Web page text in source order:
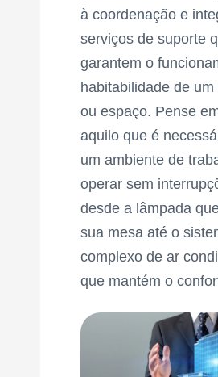
à coordenação e
serviços de suporte
garantem o
habitabilidade de
ou espaço. Pense
aquilo que é
um ambiente de
operar sem
desde a lâmpada
sua mesa até o
complexo de ar
que mantém o